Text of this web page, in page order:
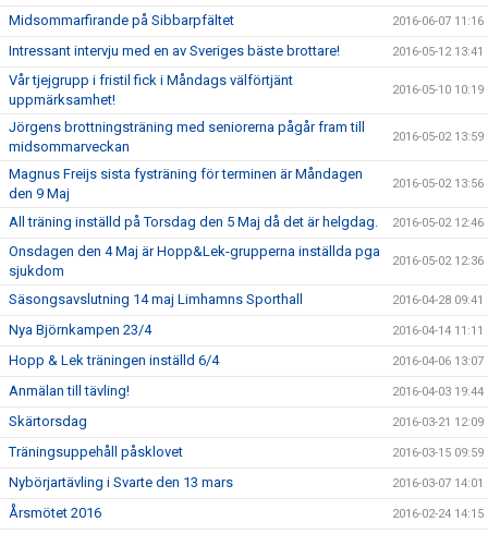
Midsommarfirande på Sibbarpfältet 2016-06-07 11:16
Intressant intervju med en av Sveriges bäste brottare! 2016-05-12 13:41
Vår tjejgrupp i fristil fick i Måndags välförtjänt
uppmärksamhet!
2016-05-10 10:19
Jörgens brottningsträning med seniorerna pågår fram till
midsommarveckan
2016-05-02 13:59
Magnus Freijs sista fysträning för terminen är Måndagen
den 9 Maj
2016-05-02 13:56
All träning inställd på Torsdag den 5 Maj då det är helgdag. 2016-05-02 12:46
Onsdagen den 4 Maj är Hopp&Lek-grupperna inställda pga
sjukdom
2016-05-02 12:36
Säsongsavslutning 14 maj Limhamns Sporthall 2016-04-28 09:41
Nya Björnkampen 23/4 2016-04-14 11:11
Hopp & Lek träningen inställd 6/4 2016-04-06 13:07
Anmälan till tävling! 2016-04-03 19:44
Skärtorsdag 2016-03-21 12:09
Träningsuppehåll påsklovet 2016-03-15 09:59
Nybörjartävling i Svarte den 13 mars 2016-03-07 14:01
Årsmötet 2016 2016-02-24 14:15